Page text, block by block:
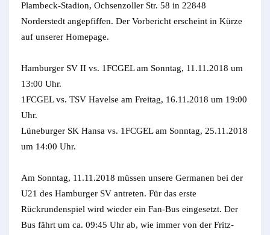
Plambeck-Stadion, Ochsenzoller Str. 58 in 22848
Norderstedt angepfiffen. Der Vorbericht erscheint in Kürze
auf unserer Homepage.
Hamburger SV II vs. 1FCGEL am Sonntag, 11.11.2018 um
13:00 Uhr.
1FCGEL vs. TSV Havelse am Freitag, 16.11.2018 um 19:00
Uhr.
Lüneburger SK Hansa vs. 1FCGEL am Sonntag, 25.11.2018
um 14:00 Uhr.
Am Sonntag, 11.11.2018 müssen unsere Germanen bei der
U21 des Hamburger SV antreten. Für das erste
Rückrundenspiel wird wieder ein Fan-Bus eingesetzt. Der
Bus fährt um ca. 09:45 Uhr ab, wie immer von der Fritz-